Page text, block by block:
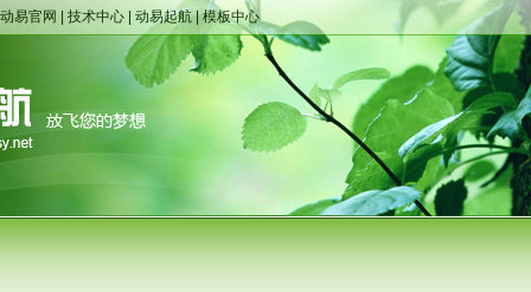
动易官网 技术中心 动易起航|模板中心